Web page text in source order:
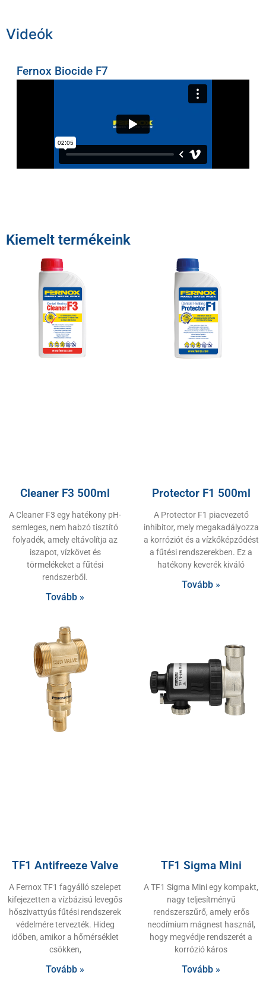
Videók
Fernox Biocide F7
Kiemelt termékeink
Cleaner F3 500ml
A Cleaner F3 egy hatékony pH-
semleges, nem habzó tisztító
folyadék, amely eltávolítja az
iszapot, vízkövet és
törmelékeket a fűtési
rendszerből.
Tovább »
Protector F1 500ml
A Protector F1 piacvezető
inhibitor, mely megakadályozza
a korróziót és a vízkőképződést
a fűtési rendszerekben. Ez a
hatékony keverék kiváló
Tovább »
TF1 Antifreeze Valve
A Fernox TF1 fagyálló szelepet
kifejezetten a vízbázisú levegős
hőszivattyús fűtési rendszerek
védelmére tervezték. Hideg
időben, amikor a hőmérséklet
csökken,
Tovább »
TF1 Sigma Mini
A TF1 Sigma Mini egy kompakt,
nagy teljesítményű
rendszerszűrő, amely erős
neodímium mágnest használ,
hogy megvédje rendszerét a
korrózió káros
Tovább »